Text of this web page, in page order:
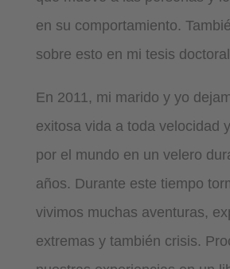
en su comportamiento.
sobre esto en mi tesis
En 2011, mi marido y yo
exitosa vida a toda velocidad
por el mundo en un velero
años. Durante este tiempo
vivimos muchas aventuras,
extremas y también crisis.